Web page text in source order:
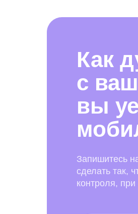
Как
с
вы
Запишитесь
сделать так,
контроля,